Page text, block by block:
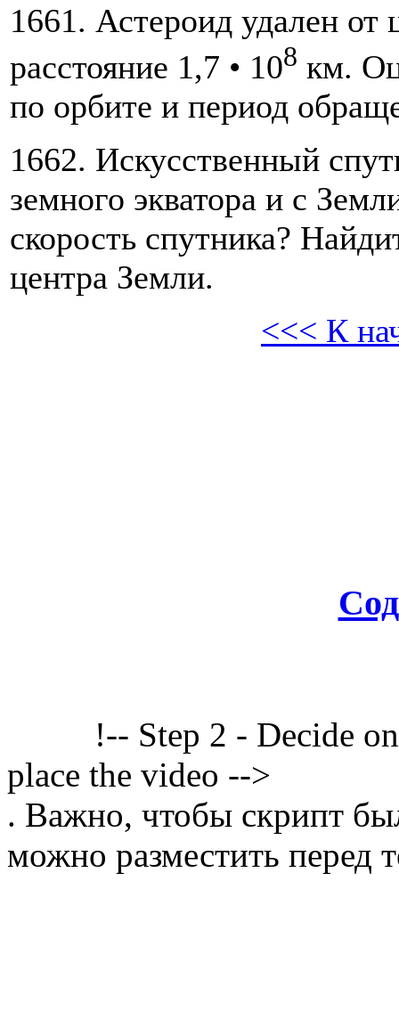
1661. Астероид удален от
расстояние 1,7 • 108 км.
по орбите и период
1662. Искусственный
земного экватора и с
скорость спутника?
центра Земли.
<<< К
!-- Step 2 - Decide
place the video -->
. Важно, чтобы скрипт
можно разместить перед